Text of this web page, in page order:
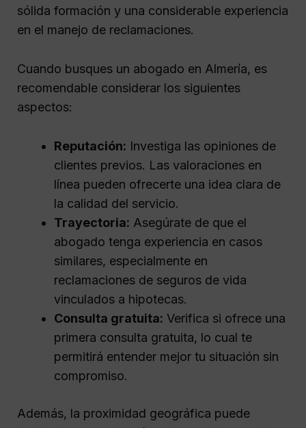
sólida formación y una considerable experiencia
en el manejo de reclamaciones.
Cuando busques un abogado en Almería, es
recomendable considerar los siguientes
aspectos:
Reputación: Investiga las opiniones de
clientes previos. Las valoraciones en
línea pueden ofrecerte una idea clara de
la calidad del servicio.
Trayectoria: Asegúrate de que el
abogado tenga experiencia en casos
similares, especialmente en
reclamaciones de seguros de vida
vinculados a hipotecas.
Consulta gratuita: Verifica si ofrece una
primera consulta gratuita, lo cual te
permitirá entender mejor tu situación sin
compromiso.
Además, la proximidad geográfica puede